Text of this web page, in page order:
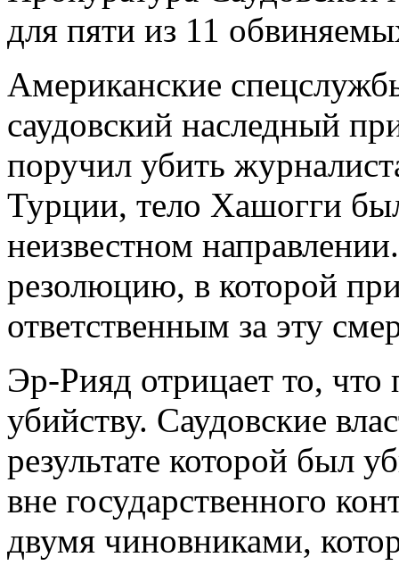
для пяти из 11
Американские
саудовский наследный
поручил убить
Турции, тело Хашогги
неизвестном
резолюцию, в которой
ответственным за эту
Эр-Рияд отрицает то,
убийству. Саудовские
результате которой был
вне государственного
двумя чиновниками,